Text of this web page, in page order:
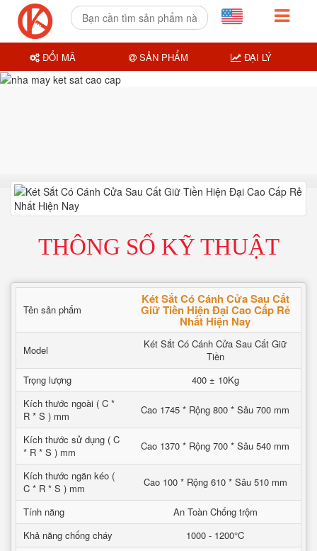
THÔNG SỐ KỸ THUẬT
Tên sản phẩm
Két Sắt Có Cánh Cửa Sau Cất
Giữ Tiền Hiện Đại Cao Cấp Rẻ
Nhất Hiện Nay
Model
Két Sắt Có Cánh Cửa Sau Cất Giữ
Tiền
Trọng lượng
400 ± 10Kg
Kích thước ngoài ( C *
R * S ) mm
Cao 1745 * Rộng 800 * Sâu 700 mm
Kích thước sử dụng ( C
* R * S ) mm
Cao 1370 * Rộng 700 * Sâu 540 mm
Kích thước ngăn kéo (
C * R * S ) mm
Cao 100 * Rộng 610 * Sâu 510 mm
Tính năng
An Toàn Chống trộm
Khả năng chống cháy
1000 - 1200°C
ĐỔI MÃ SẢN PHẨM ĐẠI LÝ